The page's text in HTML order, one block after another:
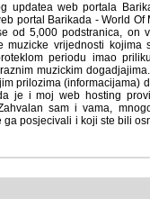
updatea web portala
portal Barikada - World
od 5,000 podstranica, on
vrijednosti kojima
imao priliku sretati
dogadjajima...
(informacijama)
i moj web hosting
sam i vama,
ga posjecivali i koji ste bili